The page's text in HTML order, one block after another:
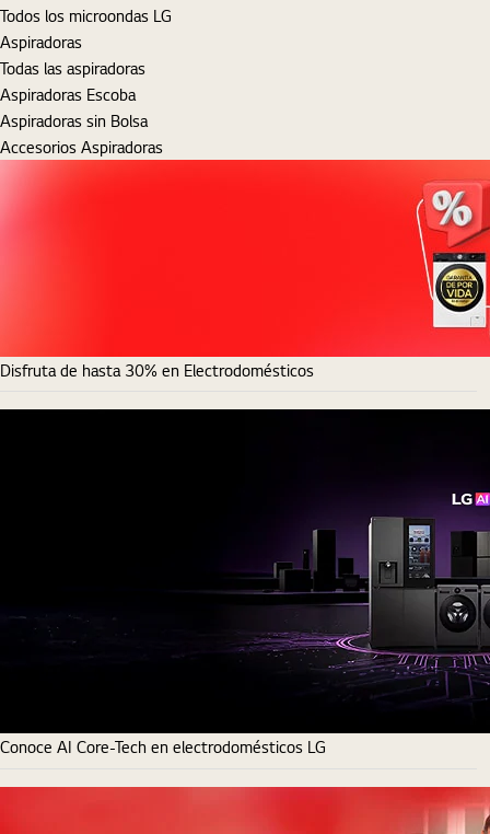
Todos los microondas LG
Aspiradoras
Todas las aspiradoras
Aspiradoras Escoba
Aspiradoras sin Bolsa
Accesorios Aspiradoras
Disfruta de hasta 30% en Electrodomésticos
Conoce AI Core-Tech en electrodomésticos LG